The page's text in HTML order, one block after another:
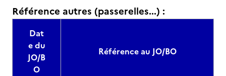
Référence autres (passerelles...) :
Dat
e du
JO/B
O
Référence au JO/BO